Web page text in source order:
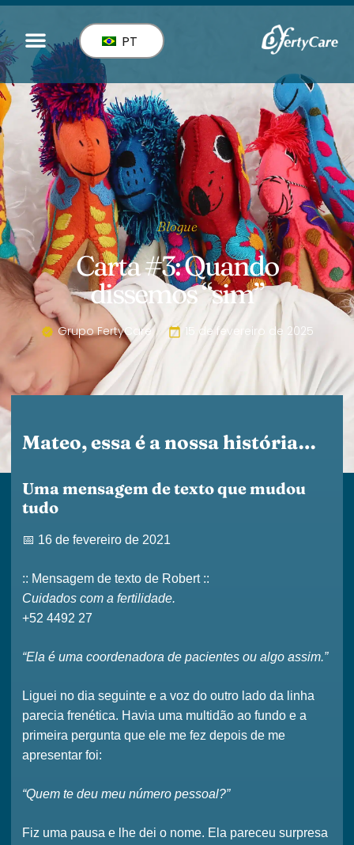
PT
Blogue
Carta #3: Quando
dissemos “sim”
Grupo FertyCare 15 de fevereiro de 2025
Mateo, essa é a nossa história…
Uma mensagem de texto que mudou
tudo
📅 16 de fevereiro de 2021
:: Mensagem de texto de Robert ::
Cuidados com a fertilidade.
+52 4492 27
“Ela é uma coordenadora de pacientes ou algo assim.”
Liguei no dia seguinte e a voz do outro lado da linha
parecia frenética. Havia uma multidão ao fundo e a
primeira pergunta que ele me fez depois de me
apresentar foi:
“Quem te deu meu número pessoal?”
Fiz uma pausa e lhe dei o nome. Ela pareceu surpresa